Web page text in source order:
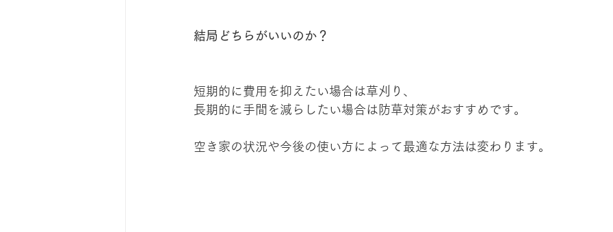
結局どちらがいいのか？
短期的に費用を抑えたい場合は草刈り、
長期的に手間を減らしたい場合は防草対策がおすすめです。
空き家の状況や今後の使い方によって最適な方法は変わります。